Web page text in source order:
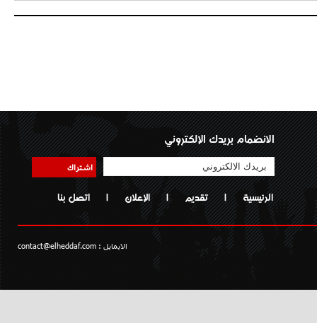
الانضمام بريدك الإلكتروني
اشتراك
الرئيسية | تقديم | الإعلان | اتصل بنا
الايمايل : contact@elheddaf.com